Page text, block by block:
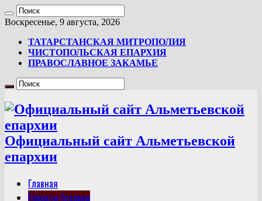
Воскресенье, 9 августа, 2026
ТАТАРСТАНСКАЯ МИТРОПОЛИЯ
ЧИСТОПОЛЬСКАЯ ЕПАРХИЯ
ПРАВОСЛАВНОЕ ЗАКАМЬЕ
Официальный сайт Альметьевской
епархии
Главная
Новости Епархии